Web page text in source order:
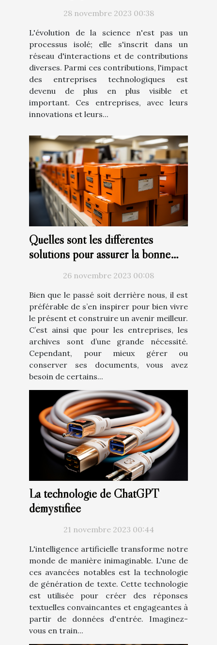
28 novembre 2023 00:38
L'évolution de la science n'est pas un
processus isolé; elle s'inscrit dans un
réseau d'interactions et de contributions
diverses. Parmi ces contributions, l'impact
des entreprises technologiques est
devenu de plus en plus visible et
important. Ces entreprises, avec leurs
innovations et leurs...
Quelles sont les différentes
solutions pour assurer la bonne
gestion des archives ?
26 novembre 2023 00:08
Bien que le passé soit derrière nous, il est
préférable de s’en inspirer pour bien vivre
le présent et construire un avenir meilleur.
C’est ainsi que pour les entreprises, les
archives sont d’une grande nécessité.
Cependant, pour mieux gérer ou
conserver ses documents, vous avez
besoin de certains...
La technologie de ChatGPT
démystifiée
21 novembre 2023 00:44
L'intelligence artificielle transforme notre
monde de manière inimaginable. L'une de
ces avancées notables est la technologie
de génération de texte. Cette technologie
est utilisée pour créer des réponses
textuelles convaincantes et engageantes à
partir de données d'entrée. Imaginez-
vous en train...